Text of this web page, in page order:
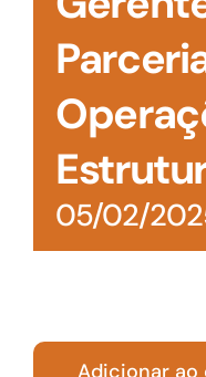
05/02/
Adicionar ao